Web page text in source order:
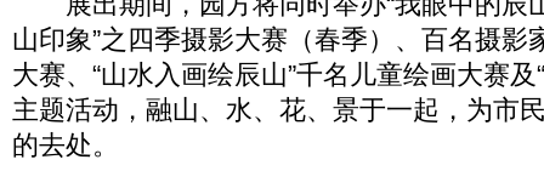
山印象”之四季摄影大赛（春季）、百名摄影
大赛、“山水入画绘辰山”千名儿童绘画大赛及
主题活动，融山、水、花、景于一起，为市
的去处。